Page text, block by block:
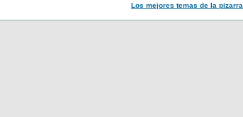
Los mejores temas de la pizarra